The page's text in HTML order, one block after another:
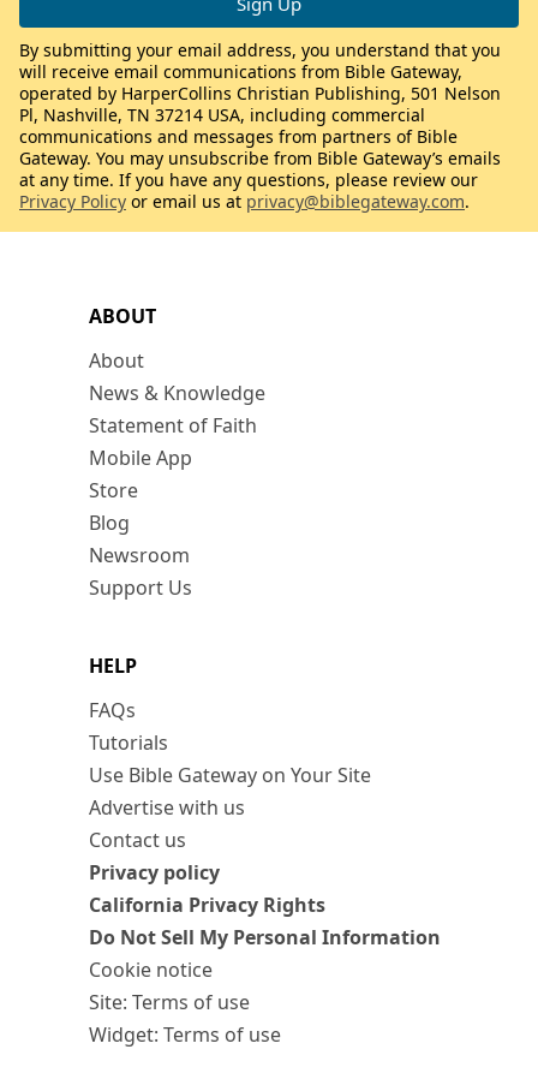
ABOUT
About
News & Knowledge
Statement of Faith
Mobile App
Store
Blog
Newsroom
Support Us
HELP
FAQs
Tutorials
Use Bible Gateway on Your Site
Advertise with us
Contact us
Privacy policy
California Privacy Rights
Do Not Sell My Personal Information
Cookie notice
Site: Terms of use
Widget: Terms of use
By submitting your email address, you understand that you
will receive email communications from Bible Gateway,
operated by HarperCollins Christian Publishing, 501 Nelson
Pl, Nashville, TN 37214 USA, including commercial
communications and messages from partners of Bible
Gateway. You may unsubscribe from Bible Gateway’s emails
at any time. If you have any questions, please review our
Privacy Policy or email us at privacy@biblegateway.com.